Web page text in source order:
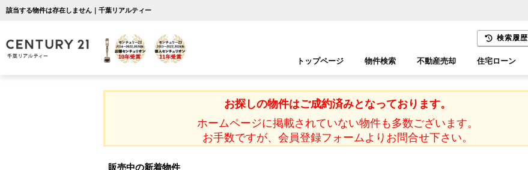
該当する物件は存在しません｜千葉リアルティー
検索履歴
トップページ 物件検索
千葉エリア 木更津エリア
不動産売却 住宅ローン
お探しの物件はご成約済みとなっております。
ホームページに掲載されていない物件も多数ございます。
お手数ですが、会員登録フォームよりお問合せ下さい。